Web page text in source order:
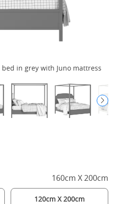
in grey with Juno mattress
160cm X 200cm
120cm X 200cm